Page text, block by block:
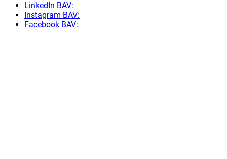
LinkedIn BAV:
Instagram BAV:
Facebook BAV: